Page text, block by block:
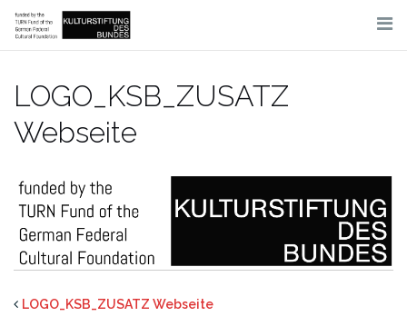
Skip
content
LOGO_KSB_ZUSATZ
Webseite
LOGO_KSB_ZUSATZ Webseite